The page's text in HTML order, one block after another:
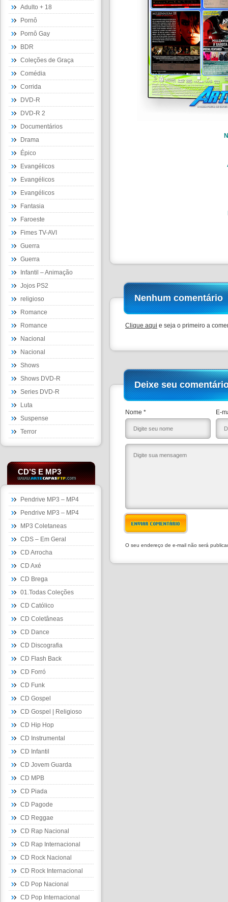
Adulto + 18
Pornô
Pornô Gay
BDR
Coleções de Graça
Comédia
Corrida
DVD-R
DVD-R 2
Documentários
Drama
Épico
Evangélicos
Evangélicos
Evangélicos
Fantasia
Faroeste
Fimes TV-AVI
Guerra
Guerra
Infantil – Animação
Jojos PS2
religioso
Romance
Romance
Nacional
Nacional
Shows
Shows DVD-R
Series DVD-R
Luta
Suspense
Terror
CD’S E MP3
Pendrive MP3 – MP4
Pendrive MP3 – MP4
MP3 Coletaneas
CDS – Em Geral
CD Arrocha
CD Axé
CD Brega
01.Todas Coleções
CD Católico
CD Coletâneas
CD Dance
CD Discografia
CD Flash Back
CD Forró
CD Funk
CD Gospel
CD Gospel | Religioso
CD Hip Hop
CD Instrumental
CD Infantil
CD Jovem Guarda
CD MPB
CD Piada
CD Pagode
CD Reggae
CD Rap Nacional
CD Rap Internacional
CD Rock Nacional
CD Rock Internacional
CD Pop Nacional
CD Pop Internacional
Nenhum comentário
Clique aqui e seja o primeiro a
Deixe seu
Nome * E-
ENVIAR COMENTÁRIO
O seu endereço de e-mail não será